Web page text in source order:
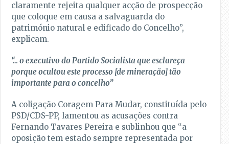
claramente rejeita qualquer acção de prospecção
que coloque em causa a salvaguarda do
património natural e edificado do Concelho”,
explicam.
“… o executivo do Partido Socialista que esclareça
porque ocultou este processo [de mineração] tão
importante para o concelho”
A coligação Coragem Para Mudar, constituída pelo
PSD/CDS-PP, lamentou as acusações contra
Fernando Tavares Pereira e sublinhou que “a
oposição tem estado sempre representada por